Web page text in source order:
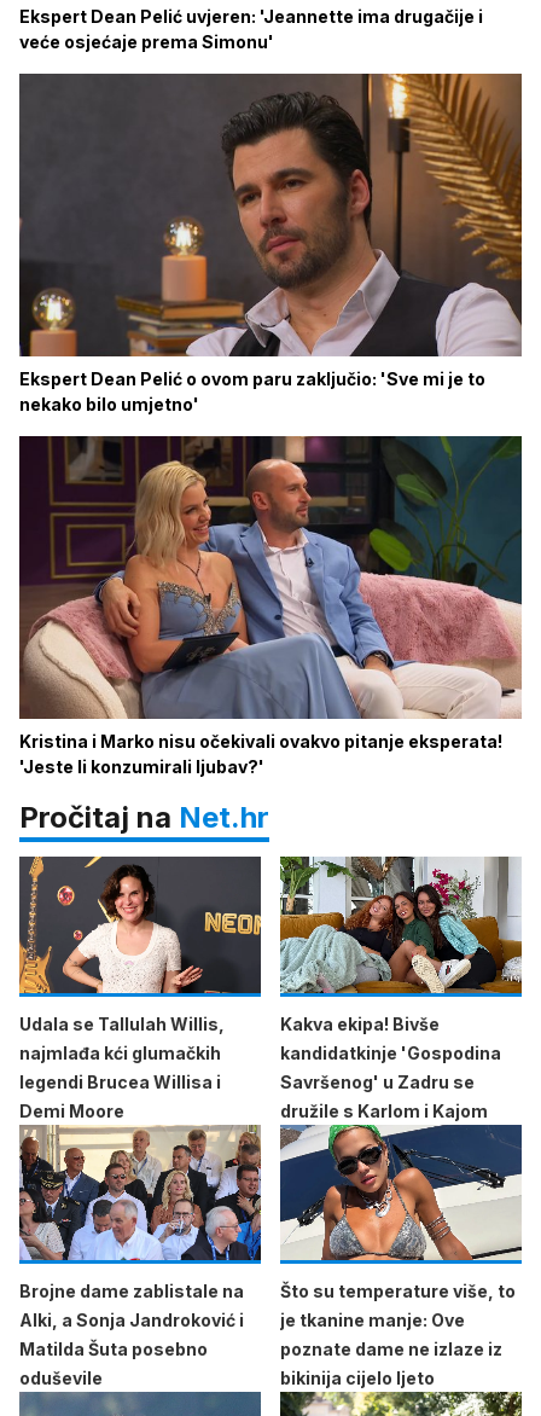
Ekspert Dean Pelić uvjeren: 'Jeannette ima drugačije i
veće osjećaje prema Simonu'
Ekspert Dean Pelić o ovom paru zaključio: 'Sve mi je to
nekako bilo umjetno'
Kristina i Marko nisu očekivali ovakvo pitanje eksperata!
'Jeste li konzumirali ljubav?'
Pročitaj na Net.hr
Udala se Tallulah Willis,
najmlađa kći glumačkih
legendi Brucea Willisa i
Demi Moore
Kakva ekipa! Bivše
kandidatkinje 'Gospodina
Savršenog' u Zadru se
družile s Karlom i Kajom
Brojne dame zablistale na
Alki, a Sonja Jandroković i
Matilda Šuta posebno
oduševile
Što su temperature više, to
je tkanine manje: Ove
poznate dame ne izlaze iz
bikinija cijelo ljeto